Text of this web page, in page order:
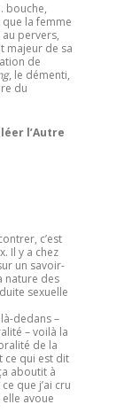
bouche,
la femme
pervers,
majeur de sa
de
, le démenti,
du
l’Autre
c’est
Il y a chez
un savoir-
nature des
sexuelle
dedans –
voilà la
de la
ce qui est dit
aboutit à
que j’ai cru
elle avoue